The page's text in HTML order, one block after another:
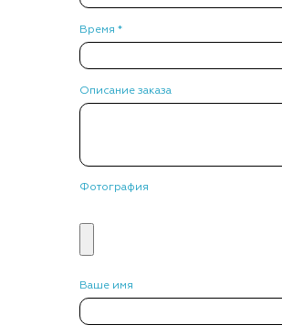
Время *
Описание заказа
Фотография
Ваше имя